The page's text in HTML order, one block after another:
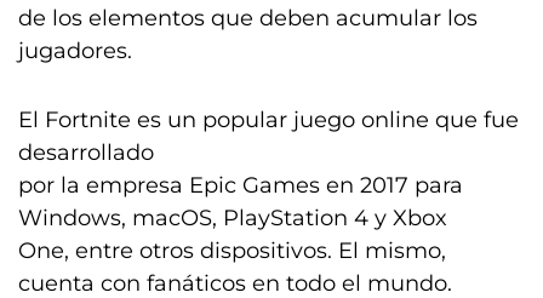
de los elementos que deben acumular los
jugadores.
El Fortnite es un popular juego online que fue
desarrollado
por la empresa Epic Games en 2017 para
Windows, macOS, PlayStation 4 y Xbox
One, entre otros dispositivos. El mismo,
cuenta con fanáticos en todo el mundo.